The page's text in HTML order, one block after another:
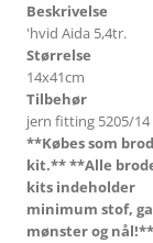
Beskrivelse
'hvid Aida 5,4tr.
Størrelse
14x41cm
Tilbehør
jern fitting 5205/14
**Købes som
kit.****Alle
kits indeholder
minimum stof,
mønster og nål!**